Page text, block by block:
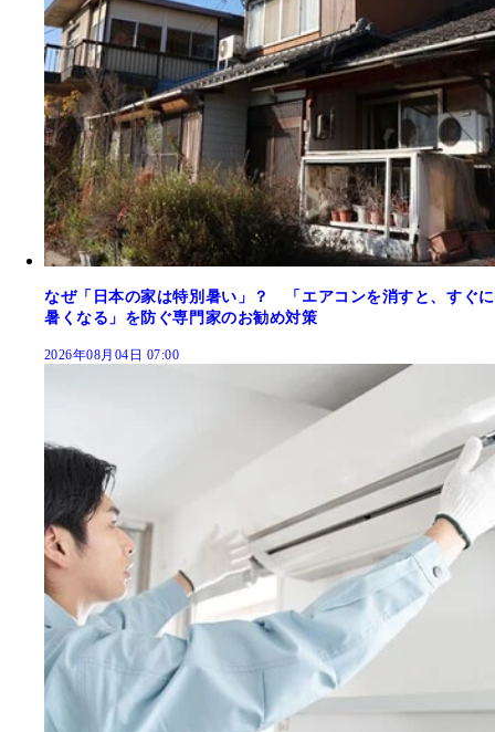
なぜ「日本の家は特別暑い」？ 「エアコンを消すと、すぐに
暑くなる」を防ぐ専門家のお勧め対策
2026年08月04日 07:00